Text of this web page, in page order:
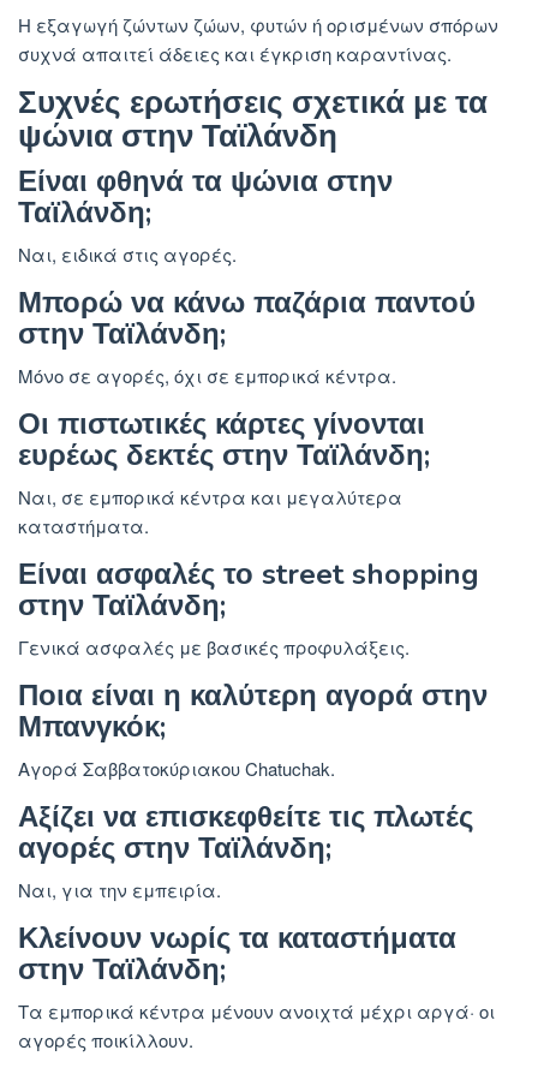
Η εξαγωγή ζώντων ζώων, φυτών ή ορισμένων σπόρων
συχνά απαιτεί άδειες και έγκριση καραντίνας.
Συχνές ερωτήσεις σχετικά με τα
ψώνια στην Ταϊλάνδη
Είναι φθηνά τα ψώνια στην
Ταϊλάνδη;
Ναι, ειδικά στις αγορές.
Μπορώ να κάνω παζάρια παντού
στην Ταϊλάνδη;
Μόνο σε αγορές, όχι σε εμπορικά κέντρα.
Οι πιστωτικές κάρτες γίνονται
ευρέως δεκτές στην Ταϊλάνδη;
Ναι, σε εμπορικά κέντρα και μεγαλύτερα
καταστήματα.
Είναι ασφαλές το street shopping
στην Ταϊλάνδη;
Γενικά ασφαλές με βασικές προφυλάξεις.
Ποια είναι η καλύτερη αγορά στην
Μπανγκόκ;
Αγορά Σαββατοκύριακου Chatuchak.
Αξίζει να επισκεφθείτε τις πλωτές
αγορές στην Ταϊλάνδη;
Ναι, για την εμπειρία.
Κλείνουν νωρίς τα καταστήματα
στην Ταϊλάνδη;
Τα εμπορικά κέντρα μένουν ανοιχτά μέχρι αργά· οι
αγορές ποικίλλουν.